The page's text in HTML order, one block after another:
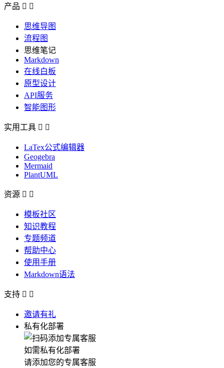
产品  
思维导图
流程图
思维笔记
Markdown
在线白板
原型设计
API服务
智能图形
实用工具  
LaTex公式编辑器
Geogebra
Mermaid
PlantUML
资源  
模板社区
知识教程
专题频道
帮助中心
使用手册
Markdown语法
支持  
邀请有礼
私有化部署
如需私有化部署
请添加您的专属客服